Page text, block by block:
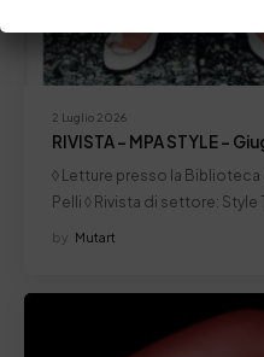
2 Luglio 2026
RIVISTA – MPA STYLE –
◊ Letture presso la
Pelli ◊ Rivista di settore: Style
by Mutart